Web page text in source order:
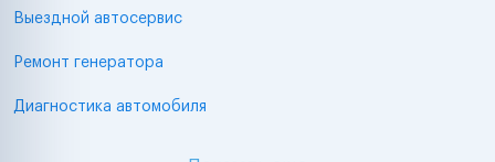
Выездной автосервис
Ремонт генератора
Диагностика автомобиля